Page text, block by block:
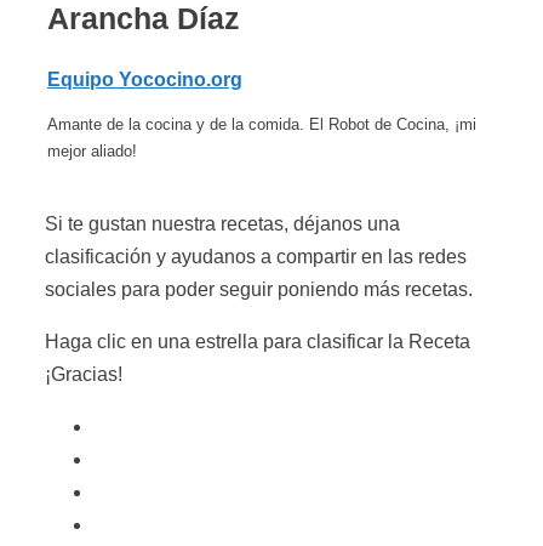
Arancha Díaz
Equipo Yococino.org
Amante de la cocina y de la comida. El Robot de Cocina, ¡mi
mejor aliado!
Si te gustan nuestra recetas, déjanos una
clasificación y ayudanos a compartir en las redes
sociales para poder seguir poniendo más recetas.
Haga clic en una estrella para clasificar la Receta
¡Gracias!